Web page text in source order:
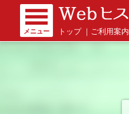
メニュー トップ ご利用案内